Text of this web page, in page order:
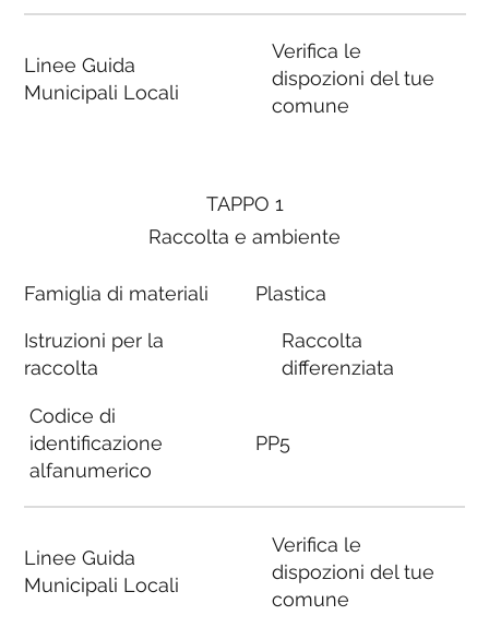
Linee Guida
Municipali Locali
Verifica le
dispozioni del tue
comune
TAPPO 1
Raccolta e ambiente
Famiglia di materiali
Istruzioni per la
raccolta
Codice di
identificazione
alfanumerico
Linee Guida
Municipali Locali
Plastica
Raccolta
differenziata
PP5
Verifica le
dispozioni del tue
comune